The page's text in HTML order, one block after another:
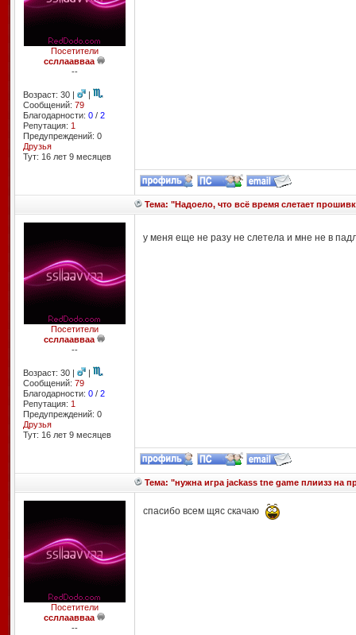
Посетители
ссллаавваа
--
Возраст: 30 |
|
Сообщений: 79
Благодарности: 0/ 2
Репутация: 1
Предупреждений: 0
Друзья
Тут: 16 лет 9 месяцев
Тема: "Надоело, что всё время слетает
Посетители
ссллаавваа
--
Возраст: 30 |
|
Сообщений: 79
Благодарности: 0/ 2
Репутация: 1
Предупреждений: 0
Друзья
Тут: 16 лет 9 месяцев
у меня еще не разу не слетела и мне не в
Тема: "нужна игра jackass tne game плиизз на
Посетители
ссллаавваа
--
спасибо всем щяс скачаю